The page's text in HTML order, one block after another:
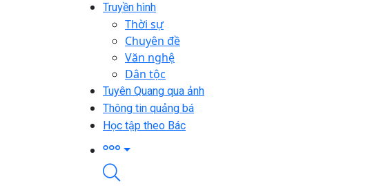
Truyền hình
Thời sự
Chuyên đề
Văn nghệ
Dân tộc
Tuyên Quang qua ảnh
Thông tin quảng bá
Học tập theo Bác